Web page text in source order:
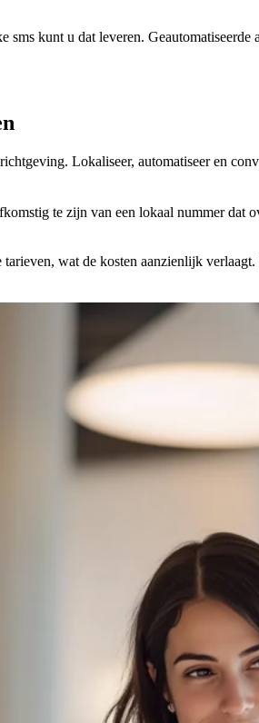
kunt u dat leveren.
Lokaliseer, automatiseer en
te zijn van een lokaal nummer dat
wat de kosten aanzienlijk